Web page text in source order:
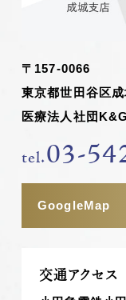
〒157-0066
東京都世田谷区
医療法人社団
tel.03-
GoogleMap
交通アクセス